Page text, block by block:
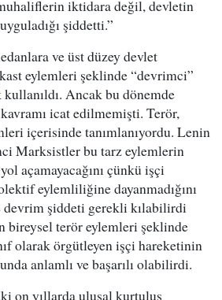
iktidara değil, devletin
şiddetti.”
ve üst düzey devlet
eylemleri şeklinde “devrimci”
Ancak bu dönemde
icat edilmemişti. Terör,
içerisinde tanımlanıyordu. Lenin
Marksistler bu tarz eylemlerin
açamayacağını çünkü işçi
eylemliliğine dayanmadığını
devrim şiddeti gerekli kılabilirdi
bireysel terör eylemleri şeklinde
olarak örgütleyen işçi hareketinin
anlamlı ve başarılı olabilirdi.
on yıllarda ulusal kurtuluş